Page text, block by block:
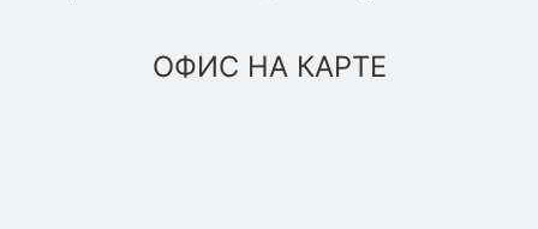
ОФИС НА КАРТЕ